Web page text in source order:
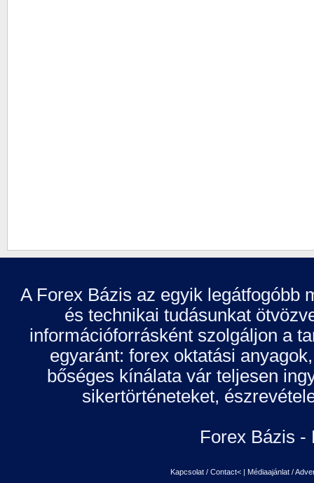
A Forex Bázis az egyik legátfogóbb
és technikai tudásunkat
információforrásként szolgáljon a
egyaránt: forex oktatási
bőséges kínálata vár teljesen
sikertörténeteket,
Forex Bázis -
Kapcsolat / Contact< | Médiaajánlat /